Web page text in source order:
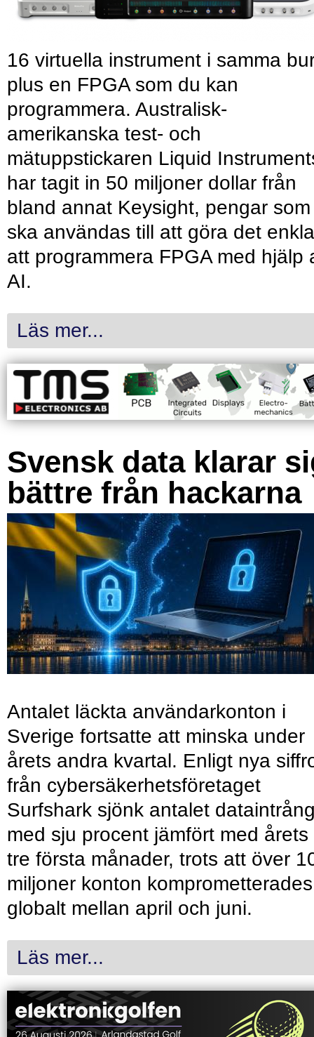
16 virtuella instrument i samma
plus en FPGA som du kan
programmera. Australisk-
amerikanska test- och
mätuppstickaren Liquid
har tagit in 50 miljoner dollar från
bland annat Keysight, pengar som
ska användas till att göra det
att programmera FPGA med hjälp
AI.
Läs mer...
Svensk data klarar
bättre från hackarna
Antalet läckta användarkonton i
Sverige fortsatte att minska under
årets andra kvartal. Enligt nya
från cybersäkerhetsföretaget
Surfshark sjönk antalet
med sju procent jämfört med årets
tre första månader, trots att över
miljoner konton komprometterades
globalt mellan april och juni.
Läs mer...